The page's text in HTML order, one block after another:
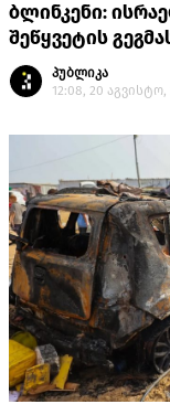
ბლინკენი:
შეწყვეტის
პუბლიკა
12:08, 20 აგვისტო,